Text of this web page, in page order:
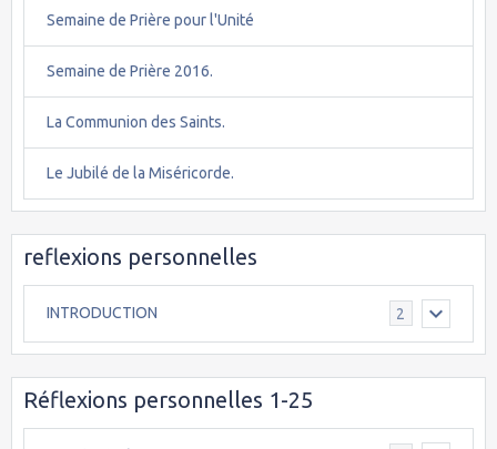
Semaine de Prière pour l'Unité
Semaine de Prière 2016.
La Communion des Saints.
Le Jubilé de la Miséricorde.
reflexions personnelles
INTRODUCTION 2
Réflexions personnelles 1-25